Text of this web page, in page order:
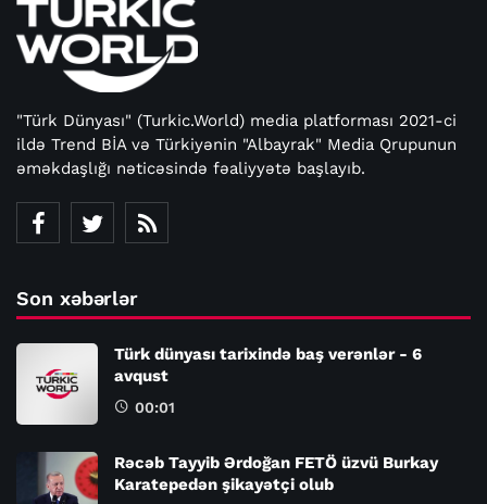
"Türk Dünyası" (Turkic.World) media platforması 2021-ci
ildə Trend BİA və Türkiyənin "Albayrak" Media Qrupunun
əməkdaşlığı nəticəsində fəaliyyətə başlayıb.
Son xəbərlər
Türk dünyası tarixində baş verənlər - 6
avqust
00:01
Rəcəb Tayyib Ərdoğan FETÖ üzvü Burkay
Karatepedən şikayətçi olub